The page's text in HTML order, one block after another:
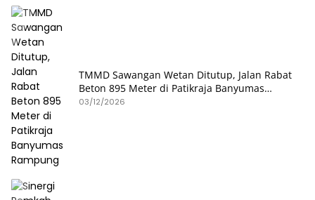
TMMD Sawangan Wetan Ditutup, Jalan Rabat
Beton 895 Meter di Patikraja Banyumas
Rampung
03/12/2026